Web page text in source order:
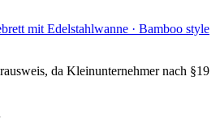
mit Edelstahlwanne · Bamboo style
da Kleinunternehmer nach §19